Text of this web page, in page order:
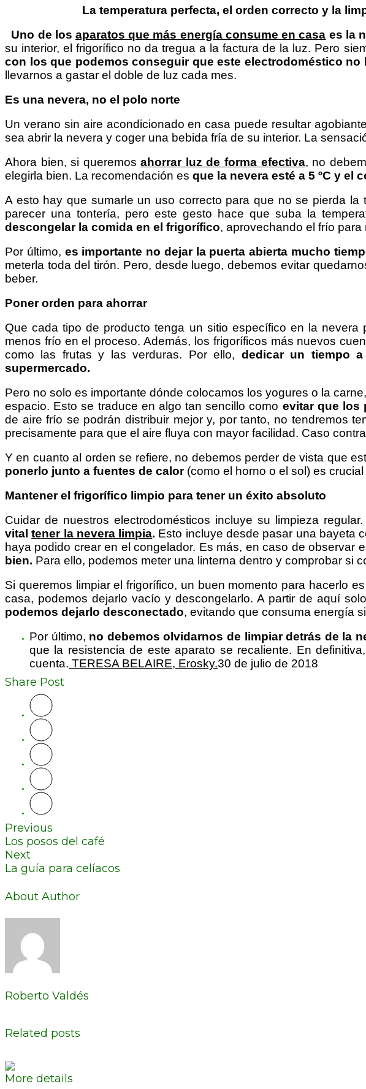
La temperatura perfecta, el orden correcto y la
Uno de losaparatos que más energía consume en casa es la
su interior, el frigorífico no da tregua a la factura de la luz. Pero
con los que podemos conseguir que este electrodoméstico
llevarnos a gastar el doble de luz cada mes.
Es una nevera, no el polo norte
Un verano sin aire acondicionado en casa puede resultar
sea abrir la nevera y coger una bebida fría de su interior. La
Ahora bien, si queremosahorrar luz de forma efectiva, no
elegirla bien. La recomendación es que la nevera esté a 5 ºC y el
A esto hay que sumarle un uso correcto para que no se pierda la
parecer una tontería, pero este gesto hace que suba la
descongelar la comida en el frigorífico, aprovechando el frío
Por último, es importante no dejar la puerta abierta mucho
meterla toda del tirón. Pero, desde luego, debemos evitar
beber.
Poner orden para ahorrar
Que cada tipo de producto tenga un sitio específico en la
menos frío en el proceso. Además, los frigoríficos más nuevos
como las frutas y las verduras. Por ello, dedicar un tiempo
supermercado.
Pero no solo es importante dónde colocamos los yogures o la
espacio. Esto se traduce en algo tan sencillo como evitar que los
de aire frío se podrán distribuir mejor y, por tanto, no tendremos
precisamente para que el aire fluya con mayor facilidad. Caso
Y en cuanto al orden se refiere, no debemos perder de vista que
ponerlo junto a fuentes de calor(como el horno o el sol) es
Mantener el frigorífico limpio para tener un éxito absoluto
Cuidar de nuestros electrodomésticos incluye su limpieza
vitaltener la nevera limpia. Esto incluye desde pasar una bayeta
haya podido crear en el congelador. Es más, en caso de observar
bien. Para ello, podemos meter una linterna dentro y comprobar si
Si queremos limpiar el frigorífico, un buen momento para hacerlo
casa, podemos dejarlo vacío y descongelarlo. A partir de aquí
podemos dejarlo desconectado, evitando que consuma energía
Por último, no debemos olvidarnos de limpiar detrás de la
que la resistencia de este aparato se recaliente. En
cuenta. TERESA BELAIRE, Erosky.30 de julio de 2018
Share Post
Previous
Los posos del café
Next
La guía para celíacos
About Author
Roberto Valdés
Related posts
More details